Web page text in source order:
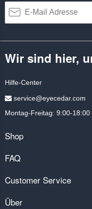
Wir sind hier,
Hilfe-Center
service@eyecedar.com
Montag-Freitag: 9:00-18:00
Shop
FAQ
Customer Service
Über